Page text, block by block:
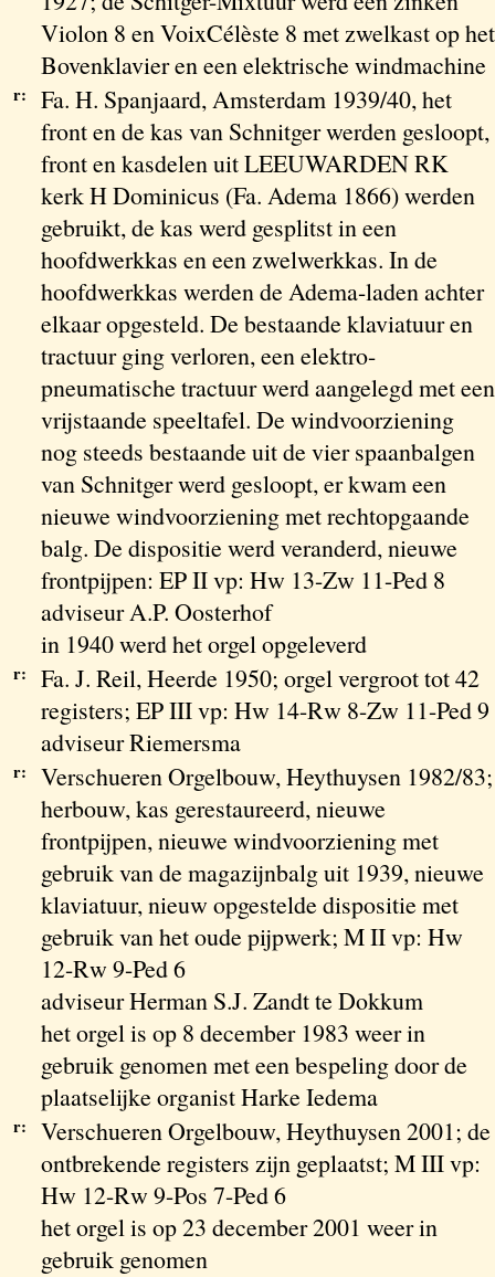
Violon 8 en VoixCélèste 8 met zwelkast op het
Bovenklavier en een elektrische windmachine
r:
Fa. H. Spanjaard, Amsterdam 1939/40, het
front en de kas van Schnitger werden gesloopt,
front en kasdelen uit LEEUWARDEN RK
kerk H Dominicus (Fa. Adema 1866) werden
gebruikt, de kas werd gesplitst in een
hoofdwerkkas en een zwelwerkkas. In de
hoofdwerkkas werden de Adema-laden achter
elkaar opgesteld. De bestaande klaviatuur en
tractuur ging verloren, een elektro-
pneumatische tractuur werd aangelegd met een
vrijstaande speeltafel. De windvoorziening
nog steeds bestaande uit de vier spaanbalgen
van Schnitger werd gesloopt, er kwam een
nieuwe windvoorziening met rechtopgaande
balg. De dispositie werd veranderd, nieuwe
frontpijpen: EP II vp: Hw 13-Zw 11-Ped 8
adviseur A.P. Oosterhof
in 1940 werd het orgel opgeleverd
r:
Fa. J. Reil, Heerde 1950; orgel vergroot tot 42
registers; EP III vp: Hw 14-Rw 8-Zw 11-Ped 9
adviseur Riemersma
r:
Verschueren Orgelbouw, Heythuysen 1982/83;
herbouw, kas gerestaureerd, nieuwe
frontpijpen, nieuwe windvoorziening met
gebruik van de magazijnbalg uit 1939, nieuwe
klaviatuur, nieuw opgestelde dispositie met
gebruik van het oude pijpwerk; M II vp: Hw
12-Rw 9-Ped 6
adviseur Herman S.J. Zandt te Dokkum
het orgel is op 8 december 1983 weer in
gebruik genomen met een bespeling door de
plaatselijke organist Harke Iedema
r:
Verschueren Orgelbouw, Heythuysen 2001; de
ontbrekende registers zijn geplaatst; M III vp:
Hw 12-Rw 9-Pos 7-Ped 6
het orgel is op 23 december 2001 weer in
gebruik genomen